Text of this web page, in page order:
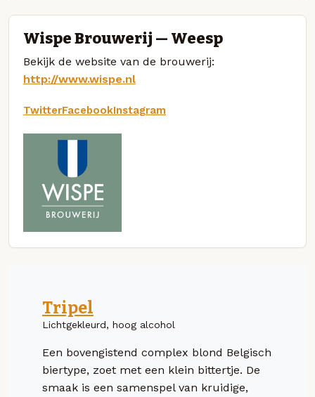
Wispe Brouwerij — Weesp
Bekijk de website van de brouwerij:
http://www.wispe.nl
TwitterFacebookInstagram
Tripel
Lichtgekleurd, hoog alcohol
Een bovengistend complex blond Belgisch
biertype, zoet met een klein bittertje. De
smaak is een samenspel van kruidige,